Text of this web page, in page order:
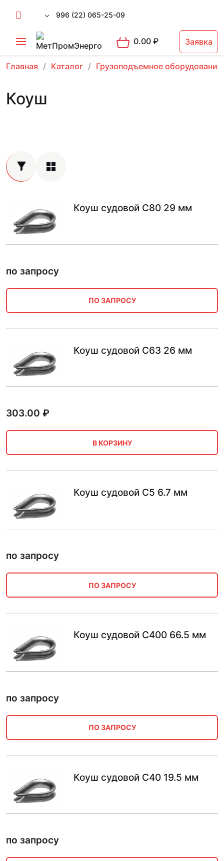
996 (22) 065-25-09
0.00₽ Заявка
Главная Каталог Грузоподъемное оборудование
Коуш
Коуш судовой С80 29 мм
по запросу
ПО ЗАПРОСУ
Коуш судовой С63 26 мм
303.00 ₽
В КОРЗИНУ
Коуш судовой С5 6.7 мм
по запросу
ПО ЗАПРОСУ
Коуш судовой С400 66.5 мм
по запросу
ПО ЗАПРОСУ
Коуш судовой С40 19.5 мм
по запросу